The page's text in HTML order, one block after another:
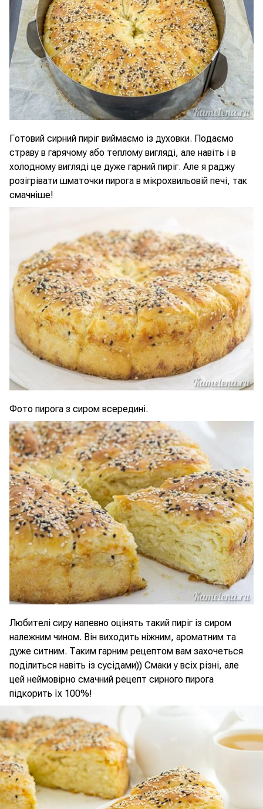
Готовий сирний пиріг виймаємо із духовки. Подаємо
страву в гарячому або теплому вигляді, але навіть і в
холодному вигляді це дуже гарний пиріг. Але я раджу
розігрівати шматочки пирога в мікрохвильовій печі, так
смачніше!
Фото пирога з сиром всередині.
Любителі сиру напевно оцінять такий пиріг із сиром
належним чином. Він виходить ніжним, ароматним та
дуже ситним. Таким гарним рецептом вам захочеться
поділиться навіть із сусідами)) Смаки у всіх різні, але
цей неймовірно смачний рецепт сирного пирога
підкорить їх 100%!